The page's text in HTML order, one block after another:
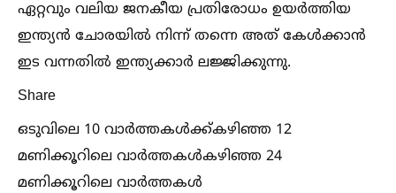
ഏറ്റവും വലിയ ജനകീയ പ്രതിരോധം ഉയർത്തിയ
ഇന്ത്യൻ ചോരയില്‍ നിന്ന് തന്നെ അത് കേള്‍ക്കാൻ
ഇട വന്നതില്‍ ഇന്ത്യക്കാർ ലജ്ജിക്കുന്നു.
Share
ഒടുവിലെ 10 വാർത്തകള്‍ക്ക്കഴിഞ്ഞ 12
മണിക്കൂറിലെ വാർത്തകള്‍കഴിഞ്ഞ 24
മണിക്കൂറിലെ വാർത്തകള്‍